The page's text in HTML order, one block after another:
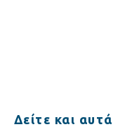
Δείτε και αυτά